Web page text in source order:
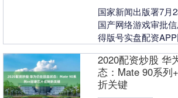
国家新闻出版署7月
国产网络游戏审批
得版号实盘配资
2020配资炒股 华
态：Mate 90系列
折关键